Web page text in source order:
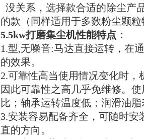
没关系，选择款合适的除尘产
的款（同样适用于多数粉尘颗
5.5kw打磨集尘机性能特点：
1.型,无噪音:马达直接运转，在
的效果。
2.可靠性高当使用情况变化时，
因此可靠性之高几乎免维修。
比；轴承运转温度低；润滑油脂
3.安装容易配备齐全，可随时
直的方向。